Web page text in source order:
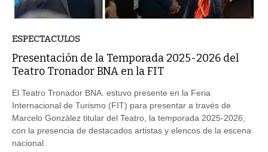
ESPECTACULOS
Presentación de la Temporada 2025-2026 del
Teatro Tronador BNA en la FIT
El Teatro Tronador BNA. estuvo presente en la Feria
Internacional de Turismo (FIT) para presentar a través de
Marcelo González titular del Teatro, la temporada 2025-2026,
con la presencia de destacados artistas y elencos de la escena
nacional.